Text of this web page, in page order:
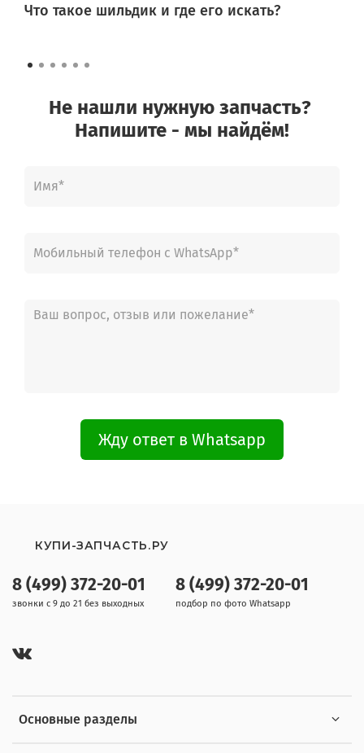
Что такое шильдик и где его искать?
Не нашли нужную запчасть?
Напишите - мы найдём!
Жду ответ в Whatsapp
Основные разделы
8 (499) 372-20-01
звонки с 9 до 21 без выходных
8 (499) 372-20-01
подбор по фото Whatsapp
КУПИ-ЗАПЧАСТЬ.РУ